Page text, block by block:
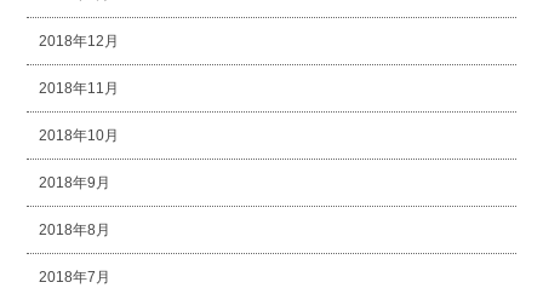
2018年12月
2018年11月
2018年10月
2018年9月
2018年8月
2018年7月